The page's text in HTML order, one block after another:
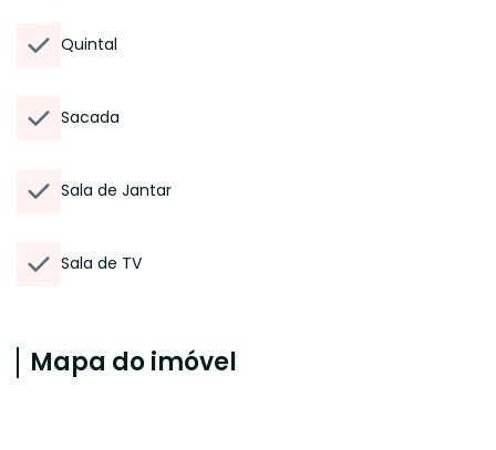
Quintal
Sacada
Sala de Jantar
Sala de TV
Mapa do imóvel